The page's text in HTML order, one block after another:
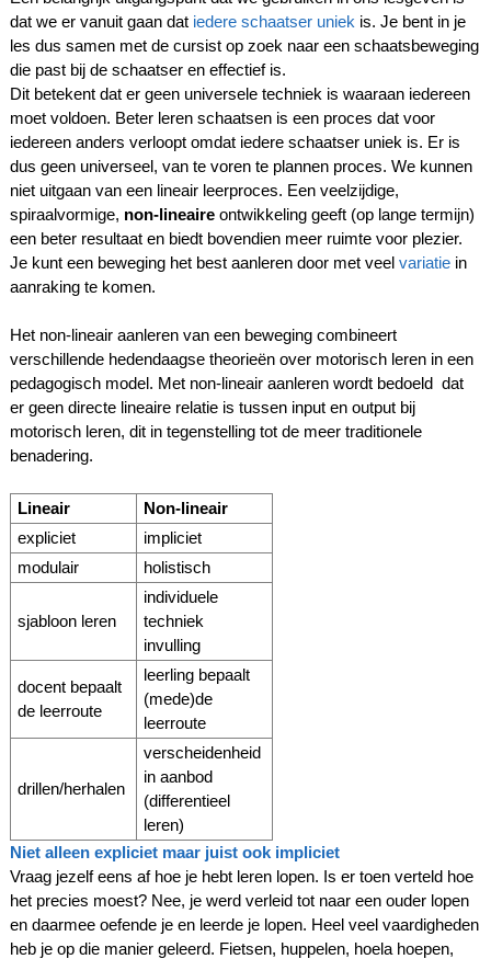
dat we er vanuit gaan dat iedere schaatser uniek is. Je bent in je
les dus samen met de cursist op zoek naar een schaatsbeweging
die past bij de schaatser en effectief is.
Dit betekent dat er geen universele techniek is waaraan iedereen
moet voldoen. Beter leren schaatsen is een proces dat voor
iedereen anders verloopt omdat iedere schaatser uniek is. Er is
dus geen universeel, van te voren te plannen proces. We kunnen
niet uitgaan van een lineair leerproces. Een veelzijdige,
spiraalvormige, non-lineaireontwikkeling geeft (op lange termijn)
een beter resultaat en biedt bovendien meer ruimte voor plezier.
Je kunt een beweging het best aanleren door met veel variatiein
aanraking te komen.
Het non-lineair aanleren van een beweging combineert
verschillende hedendaagse theorieën over motorisch leren in een
pedagogisch model. Met non-lineair aanleren wordt bedoeld dat
er geen directe lineaire relatie is tussen input en output bij
motorisch leren, dit in tegenstelling tot de meer traditionele
benadering.
Lineair
Non-lineair
expliciet
impliciet
modulair
holistisch
sjabloon leren
individuele
techniek
invulling
docent bepaalt
de leerroute
leerling bepaalt
(mede)de
leerroute
drillen/herhalen
verscheidenheid
in aanbod
(differentieel
leren)
Niet alleen expliciet maar juist ook impliciet
Vraag jezelf eens af hoe je hebt leren lopen. Is er toen verteld hoe
het precies moest? Nee, je werd verleid tot naar een ouder lopen
en daarmee oefende je en leerde je lopen. Heel veel vaardigheden
heb je op die manier geleerd. Fietsen, huppelen, hoela hoepen,